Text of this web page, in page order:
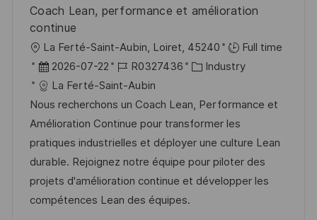
h
u
n
g
e
f
f
Coach Lean, performance et amélioration
continue
O
r
t
La Ferté-Saint-Aubin, Loiret, 45240
Full time
D
a
t
u
m
d
e
r
2026-07-22
J
o
b
-
I
D
R0327436
K
t
e
g
o
r
Industry
La Ferté-Saint-Aubin
Nous recherchons un Coach Lean, Performance et
Amélioration Continue pour transformer les
pratiques industrielles et déployer une culture Lean
durable. Rejoignez notre équipe pour piloter des
projets d'amélioration continue et développer les
compétences Lean des équipes.